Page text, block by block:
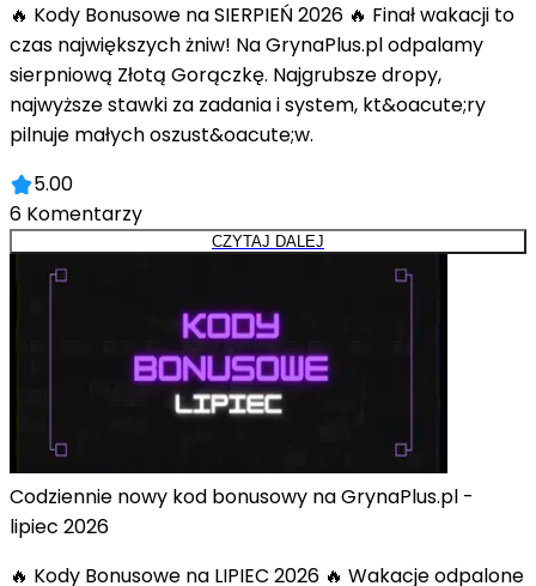
🔥 Kody Bonusowe na SIERPIEŃ 2026 🔥 Finał wakacji to
czas największych żniw! Na GrynaPlus.pl odpalamy
sierpniową Złotą Gorączkę. Najgrubsze dropy,
najwyższe stawki za zadania i system, kt&oacute;ry
pilnuje małych oszust&oacute;w.
5.00
6 Komentarzy
CZYTAJ DALEJ
Codziennie nowy kod bonusowy na GrynaPlus.pl -
lipiec 2026
🔥 Kody Bonusowe na LIPIEC 2026 🔥 Wakacje odpalone